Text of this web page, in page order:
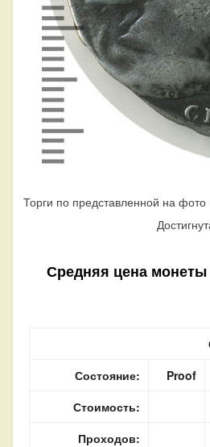
Торги по представленной на
Средняя цена монеты
Состояние:
Proof
Стоимость:
Проходов: